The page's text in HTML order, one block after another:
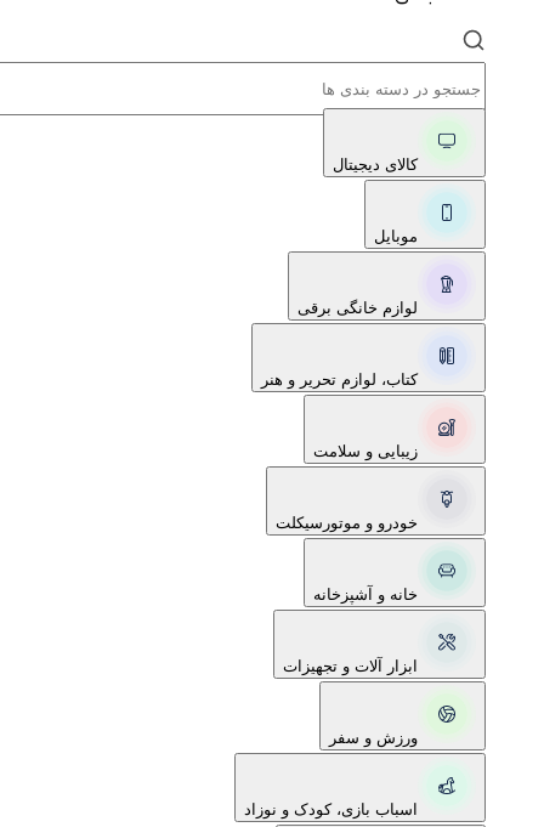
کالای دیجیتال
موبایل
لوازم خانگی برقی
کتاب، لوازم تحریر و هنر
زیبایی و سلامت
خودرو و موتورسیکلت
خانه و آشپزخانه
ابزار آلات و تجهیزات
ورزش و سفر
اسباب بازی، کودک و نوزاد